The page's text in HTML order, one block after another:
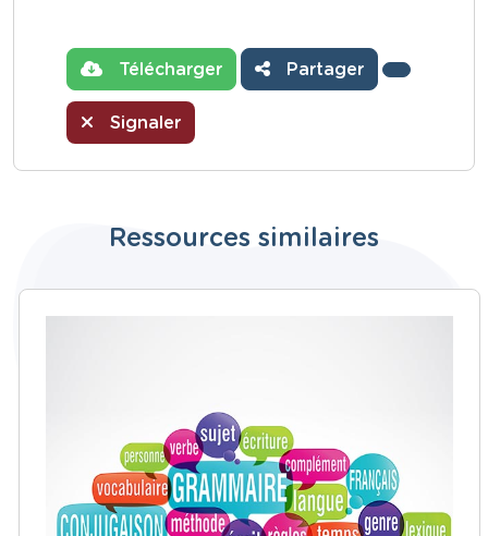
Télécharger Partager
Signaler
Ressources similaires